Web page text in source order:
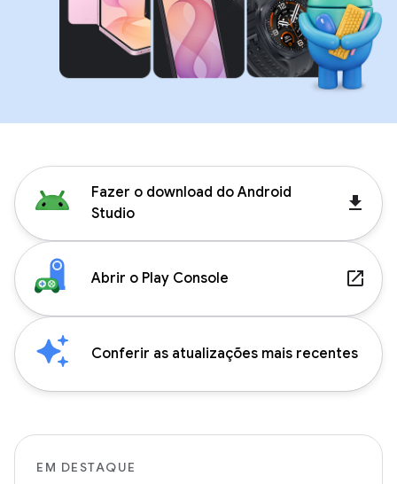
Fazer o download do Android
Studio
get_app
Abrir o Play Console launch
Conferir as atualizações mais recentes
EM DESTAQUE